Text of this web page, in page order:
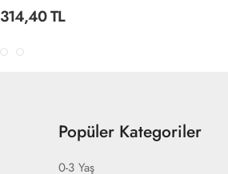
314,40 TL
Popüler Kategoriler
0-3 Yaş